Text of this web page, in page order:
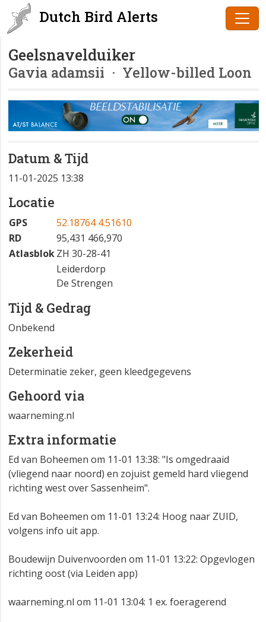
Dutch Bird Alerts
Geelsnavelduiker
Gavia adamsii · Yellow-billed Loon
Datum & Tijd
11-01-2025 13:38
Locatie
GPS
52.18764 4.51610
RD
95,431 466,970
AtlasblokZH 30-28-41
Leiderdorp
De Strengen
Tijd & Gedrag
Onbekend
Zekerheid
Determinatie zeker, geen kleedgegevens
Gehoord via
waarneming.nl
Extra informatie
Ed van Boheemen om 11-01 13:38: "Is omgedraaid
(vliegend naar noord) en zojuist gemeld hard vliegend
richting west over Sassenheim".
Ed van Boheemen om 11-01 13:24: Hoog naar ZUID,
volgens info uit app.
Boudewijn Duivenvoorden om 11-01 13:22: Opgevlogen
richting oost (via Leiden app)
waarneming.nl om 11-01 13:04: 1 ex. foeragerend